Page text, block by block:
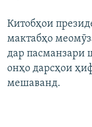
Китобҳои
мактабҳо
дар пасманзари
онҳо дарсҳои
мешаванд.